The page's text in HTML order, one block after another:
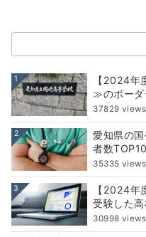
索：
1
【2024年
≫のボーダ
37829 views
2
愛知県の
者数
35335 views
3
【2024年
受験した
30998 views